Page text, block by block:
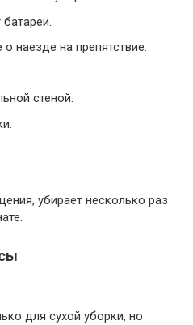
наезде на препятствие.
стеной.
убирает несколько раз
для сухой уборки, но